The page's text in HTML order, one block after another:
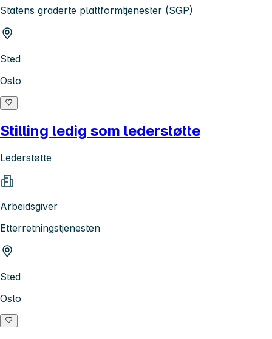
Statens graderte plattformtjenester (SGP)
Sted
Oslo
Stilling ledig som lederstøtte
Lederstøtte
Arbeidsgiver
Etterretningstjenesten
Sted
Oslo